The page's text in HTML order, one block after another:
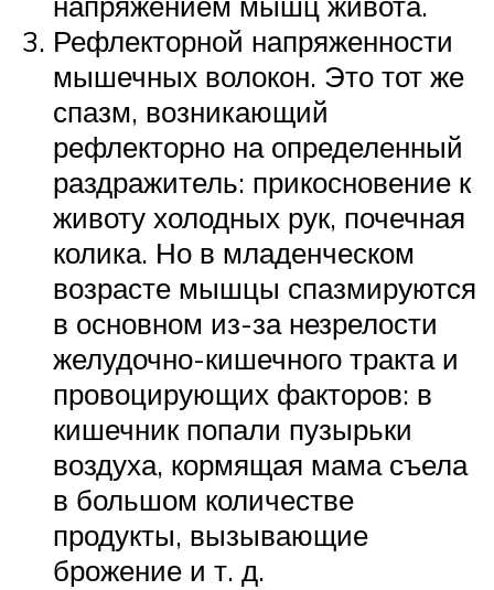
Рефлекторной напряженности
мышечных волокон. Это тот же
спазм, возникающий
рефлекторно на определенный
раздражитель: прикосновение к
животу холодных рук, почечная
колика. Но в младенческом
возрасте мышцы спазмируются
в основном из-за незрелости
желудочно-кишечного тракта и
провоцирующих факторов: в
кишечник попали пузырьки
воздуха, кормящая мама съела
в большом количестве
продукты, вызывающие
брожение и т. д.